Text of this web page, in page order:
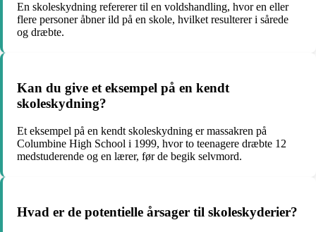
En skoleskydning refererer til en voldshandling, hvor en eller
flere personer åbner ild på en skole, hvilket resulterer i sårede
og dræbte.
Kan du give et eksempel på en kendt
skoleskydning?
Et eksempel på en kendt skoleskydning er massakren på
Columbine High School i 1999, hvor to teenagere dræbte 12
medstuderende og en lærer, før de begik selvmord.
Hvad er de potentielle årsager til skoleskyderier?